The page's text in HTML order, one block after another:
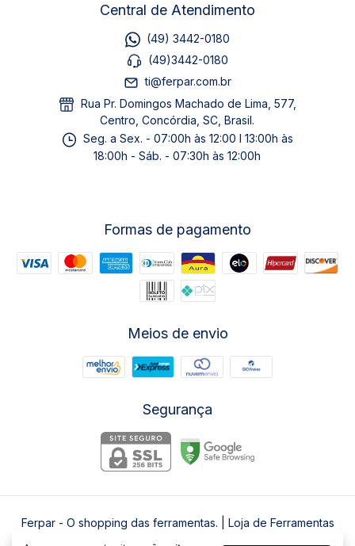
Central de Atendimento
(49) 3442-0180
(49)3442-0180
ti@ferpar.com.br
Rua Pr. Domingos Machado de Lima, 577,
Centro, Concórdia, SC, Brasil.
Seg. a Sex. - 07:00h às 12:00 I 13:00h às
18:00h - Sáb. - 07:30h às 12:00h
Formas de pagamento
Meios de envio
Segurança
Ferpar - O shopping das ferramentas. | Loja de Ferramentas